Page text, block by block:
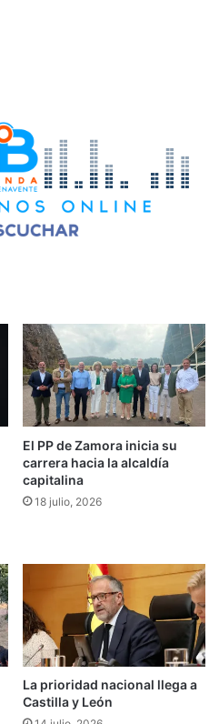
El PP de Zamora inicia su
carrera hacia la alcaldía
capitalina
18 julio, 2026
La prioridad nacional llega a
Castilla y León